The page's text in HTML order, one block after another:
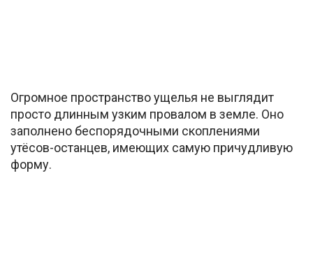
Огромное пространство ущелья не выглядит
просто длинным узким провалом в земле. Оно
заполнено беспорядочными скоплениями
утёсов-останцев, имеющих самую причудливую
форму.